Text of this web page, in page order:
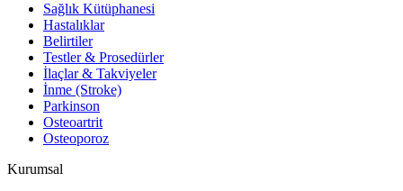
Sağlık Kütüphanesi
Hastalıklar
Belirtiler
Testler & Prosedürler
İlaçlar & Takviyeler
İnme (Stroke)
Parkinson
Osteoartrit
Osteoporoz
Kurumsal